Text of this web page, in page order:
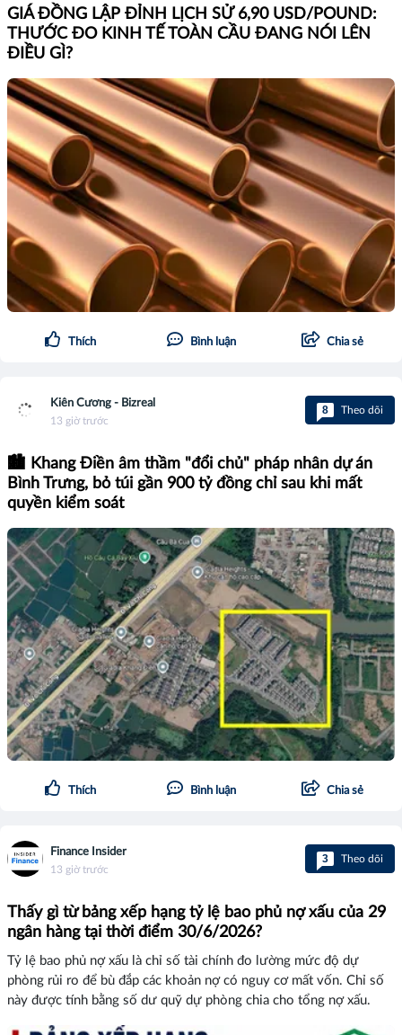
GIÁ ĐỒNG LẬP ĐỈNH LỊCH SỬ 6,90 USD/POUND:
THƯỚC ĐO KINH TẾ TOÀN CẦU ĐANG NÓI LÊN
ĐIỀU GÌ?
Thích Bình luận Chia sẻ
Kiên Cương - Bizreal
13 giờ trước
8 Theo dõi
🏙️ Khang Điền âm thầm "đổi chủ" pháp nhân dự án
Bình Trưng, bỏ túi gần 900 tỷ đồng chỉ sau khi mất
quyền kiểm soát
Thích Bình luận Chia sẻ
Finance Insider
13 giờ trước
3 Theo dõi
Thấy gì từ bảng xếp hạng tỷ lệ bao phủ nợ xấu của 29
ngân hàng tại thời điểm 30/6/2026?
Tỷ lệ bao phủ nợ xấu là chỉ số tài chính đo lường mức độ dự
phòng rủi ro để bù đắp các khoản nợ có nguy cơ mất vốn. Chỉ số
này được tính bằng số dư quỹ dự phòng chia cho tổng nợ xấu.